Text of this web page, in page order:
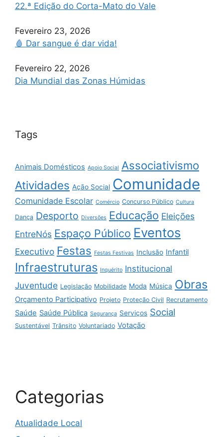
22.ª Edição do Corta-Mato do Vale
Fevereiro 23, 2026
🩸 Dar sangue é dar vida!
Fevereiro 22, 2026
Dia Mundial das Zonas Húmidas
Tags
Animais Domésticos Apoio Social Associativismo
Atividades Ação Social Comunidade
Comunidade Escolar Comércio Concurso Público Cultura
Dança Desporto Diversões Educação Eleições
EntreNós Espaço Público Eventos
Executivo Festas Festas Festivas Inclusão Infantil
Infraestruturas Inquérito Institucional
Juventude Legislação Mobilidade Moda Música Obras
Orçamento Participativo Projeto Proteção Civil Recrutamento
Saúde Saúde Pública Segurança Serviços Social
Sustentável Trânsito Voluntariado Votação
Categorias
Atualidade Local